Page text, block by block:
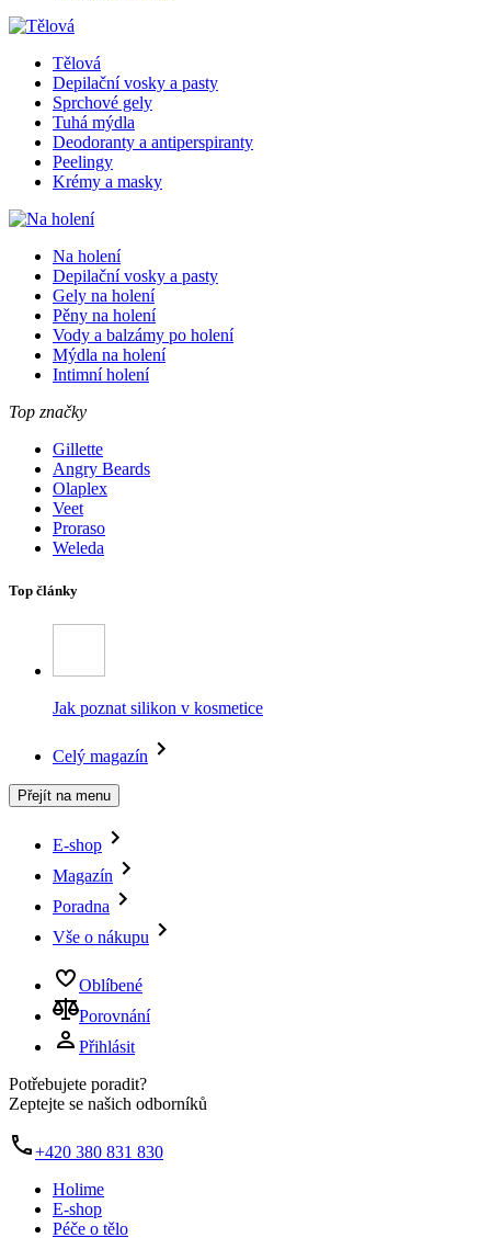
Tělová
Depilační vosky a pasty
Sprchové gely
Tuhá mýdla
Deodoranty a antiperspiranty
Peelingy
Krémy a masky
Na holení
Depilační vosky a pasty
Gely na holení
Pěny na holení
Vody a balzámy po holení
Mýdla na holení
Intimní holení
Top značky
Gillette
Angry Beards
Olaplex
Veet
Proraso
Weleda
Top články
Jak poznat silikon v kosmetice
Celý magazín
Přejít na menu
E-shop
Magazín
Poradna
Vše o nákupu
Oblíbené
Porovnání
Přihlásit
Potřebujete poradit?
Zeptejte se našich odborníků
+420 380 831 830
Holime
E-shop
Péče o tělo